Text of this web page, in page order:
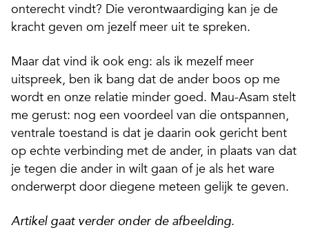
onterecht vindt? Die verontwaardiging kan je de
kracht geven om jezelf meer uit te spreken.
Maar dat vind ik ook eng: als ik mezelf meer
uitspreek, ben ik bang dat de ander boos op me
wordt en onze relatie minder goed. Mau-Asam stelt
me gerust: nog een voordeel van die ontspannen,
ventrale toestand is dat je daarin ook gericht bent
op echte verbinding met de ander, in plaats van dat
je tegen die ander in wilt gaan of je als het ware
onderwerpt door diegene meteen gelijk te geven.
Artikel gaat verder onder de afbeelding.